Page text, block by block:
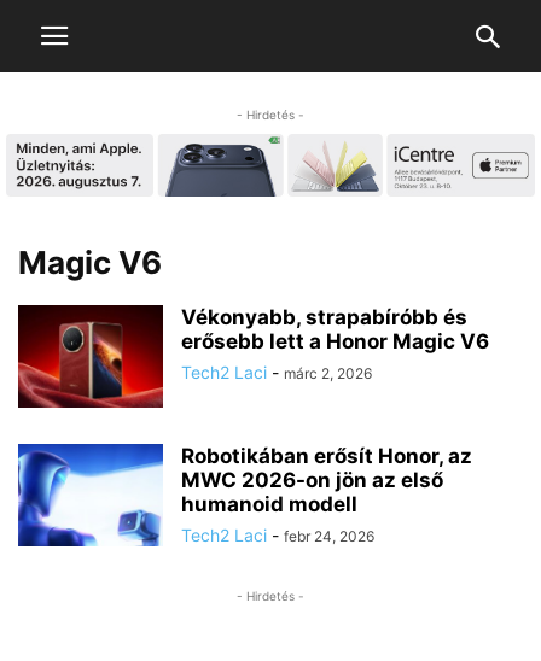
- Hirdetés -
Magic V6
Vékonyabb, strapabíróbb és
erősebb lett a Honor Magic V6
Tech2 Laci - márc 2, 2026
Robotikában erősít Honor, az
MWC 2026-on jön az első
humanoid modell
Tech2 Laci - febr 24, 2026
- Hirdetés -